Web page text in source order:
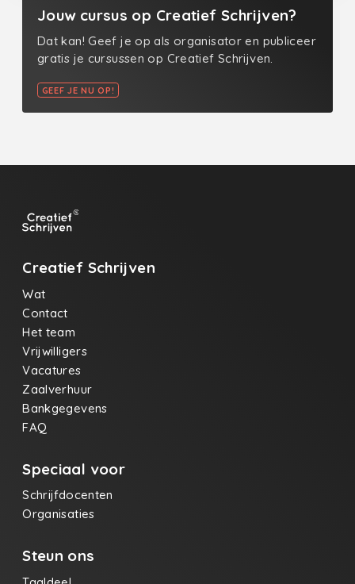
Jouw cursus op Creatief Schrijven?
Dat kan! Geef je op als organisator en publiceer
gratis je cursussen op Creatief Schrijven.
GEEF JE NU OP!
Creatief Schrijven
Wat
Contact
Het team
Vrijwilligers
Vacatures
Zaalverhuur
Bankgegevens
FAQ
Speciaal voor
Schrijfdocenten
Organisaties
Steun ons